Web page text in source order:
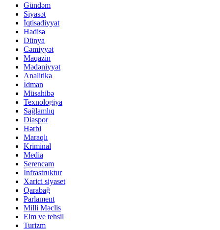
Gündəm
Siyasət
İqtisadiyyat
Hadisə
Dünya
Cəmiyyət
Maqazin
Mədəniyyət
Analitika
İdman
Müsahibə
Texnologiya
Sağlamlıq
Diaspor
Hərbi
Maraqlı
Kriminal
Media
Serencam
İnfrastruktur
Xarici siyaset
Qarabağ
Parlament
Milli Məclis
Elm ve tehsil
Turizm